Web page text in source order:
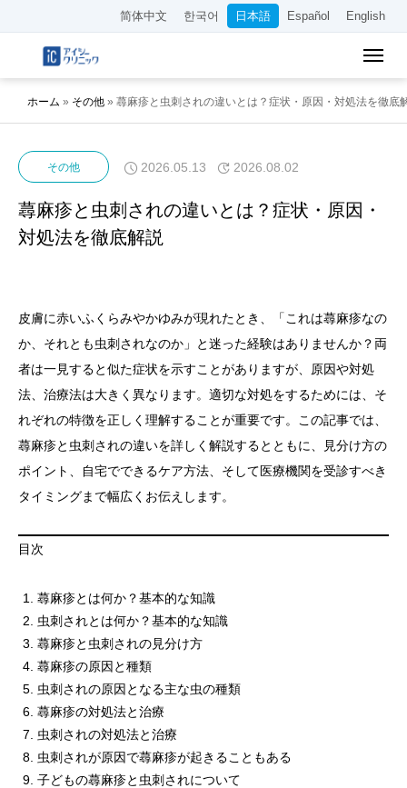
简体中文 한국어 日本語 Español English
ホーム » その他 » 蕁麻疹と虫刺されの違いとは？症状・原因・対処法を徹底
その他 2026.05.13 2026.08.02
蕁麻疹と虫刺されの違いとは？症状・原因・
対処法を徹底解説
皮膚に赤いふくらみやかゆみが現れたとき、「これは蕁麻疹なの
か、それとも虫刺されなのか」と迷った経験はありませんか？両
者は一見すると似た症状を示すことがありますが、原因や対処
法、治療法は大きく異なります。適切な対処をするためには、そ
れぞれの特徴を正しく理解することが重要です。この記事では、
蕁麻疹と虫刺されの違いを詳しく解説するとともに、見分け方の
ポイント、自宅でできるケア方法、そして医療機関を受診すべき
タイミングまで幅広くお伝えします。
目次
蕁麻疹とは何か？基本的な知識
虫刺されとは何か？基本的な知識
蕁麻疹と虫刺されの見分け方
蕁麻疹の原因と種類
虫刺されの原因となる主な虫の種類
蕁麻疹の対処法と治療
虫刺されの対処法と治療
虫刺されが原因で蕁麻疹が起きることもある
子どもの蕁麻疹と虫刺されについて